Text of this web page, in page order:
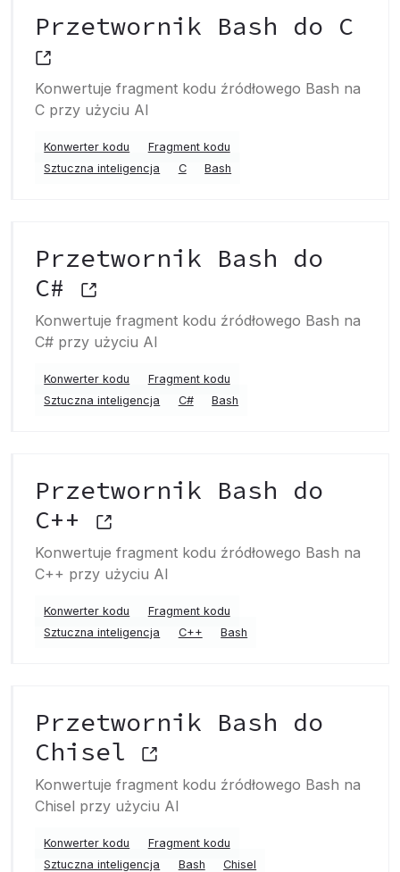
Przetwornik Bash do C
Konwertuje fragment kodu źródłowego Bash na
C przy użyciu AI
Konwerter kodu
Fragment kodu
Sztuczna inteligencja
C Bash
Przetwornik Bash do
C#
Konwertuje fragment kodu źródłowego Bash na
C# przy użyciu AI
Konwerter kodu
Fragment kodu
Sztuczna inteligencja
C# Bash
Przetwornik Bash do
C++
Konwertuje fragment kodu źródłowego Bash na
C++ przy użyciu AI
Konwerter kodu
Fragment kodu
Sztuczna inteligencja
C++ Bash
Przetwornik Bash do
Chisel
Konwertuje fragment kodu źródłowego Bash na
Chisel przy użyciu AI
Konwerter kodu
Fragment kodu
Sztuczna inteligencja
Bash Chisel